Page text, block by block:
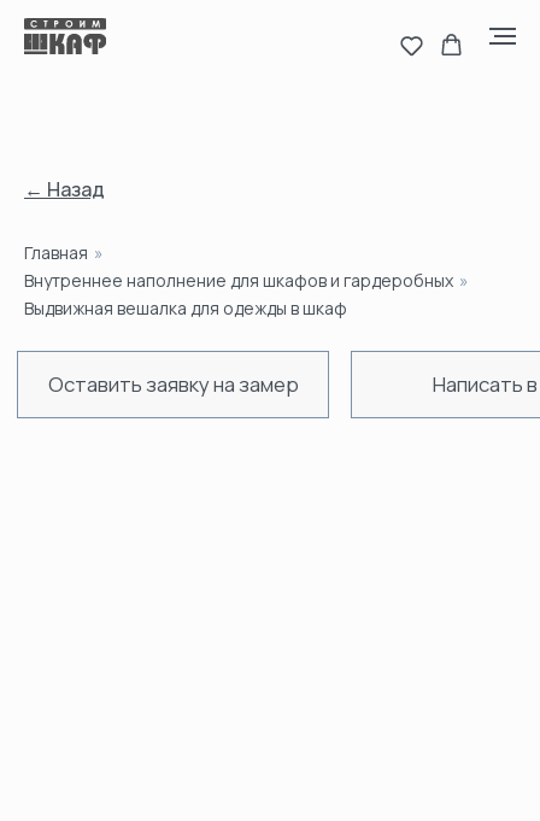
← Назад
Главная »
Внутреннее наполнение для шкафов и гардеробных »
Выдвижная вешалка для одежды в шкаф
Оставить заявку на замер Написать в MAX